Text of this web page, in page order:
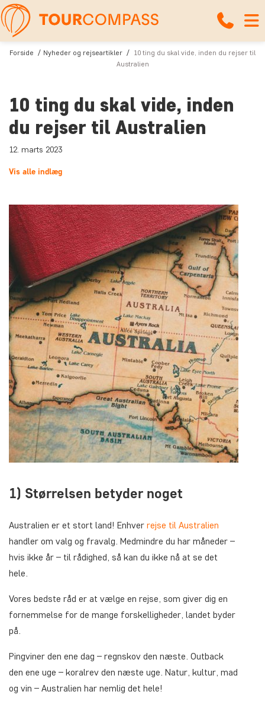
Forside Nyheder og rejseartikler
10 ting du skal vide, inden du rejser til
Australien
10 ting du skal vide, inden
du rejser til Australien
12. marts 2023
Vis alle indlæg
1) Størrelsen betyder noget
Australien er et stort land! Enhver rejse til Australien
handler om valg og fravalg. Medmindre du har måneder –
hvis ikke år – til rådighed, så kan du ikke nå at se det
hele.
Vores bedste råd er at vælge en rejse, som giver dig en
fornemmelse for de mange forskelligheder, landet byder
på.
Pingviner den ene dag – regnskov den næste. Outback
den ene uge – koralrev den næste uge. Natur, kultur, mad
og vin – Australien har nemlig det hele!